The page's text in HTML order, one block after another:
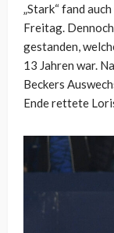
„Stark“ fand
Freitag.
gestanden,
13 Jahren war.
Beckers
Ende rettete